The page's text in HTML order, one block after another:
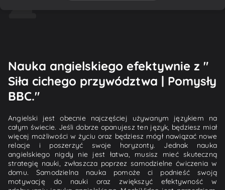
Nauka angielskiego efektywnie z "
Siła cichego przywództwa | Pomysły
BBC."
Angielski jest obecnie najczęściej używanym językiem na
całym świecie. Jeśli dobrze opanujesz ten język, będziesz miał
więcej możliwości w życiu oraz będziesz mógł nawiązać nowe
relacje i poszerzyć swoje horyzonty. Jednak nauka
angielskiego nigdy nie jest łatwa, musisz mieć skuteczną
strategię nauki, zwłaszcza poprzez samodzielne ćwiczenia w
domu. Samodzielna nauka pomoże ci podnieść swoją
motywację do nauki oraz zwiększyć efektywność w